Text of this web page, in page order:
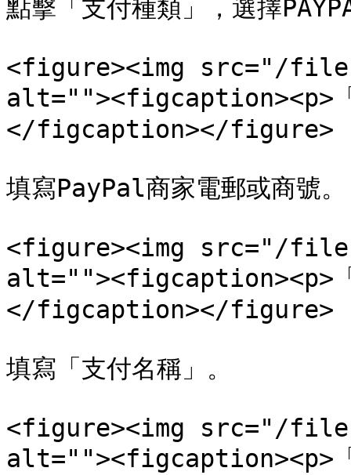
點擊「支付種類」，選擇
<figure><img src="/
alt=""><figcaption><p>「
</figcaption></figure>
填寫PayPal商家電郵或商號。
<figure><img src="/files/
alt=""><figcaption><p>「
</figcaption></figure>
填寫「支付名稱」。
<figure><img src="/files/
alt=""><figcaption><p>「